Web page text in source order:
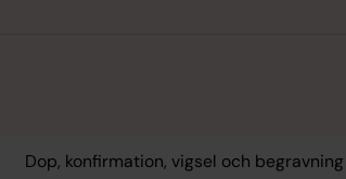
Dop, konfirmation, vigsel och begravning